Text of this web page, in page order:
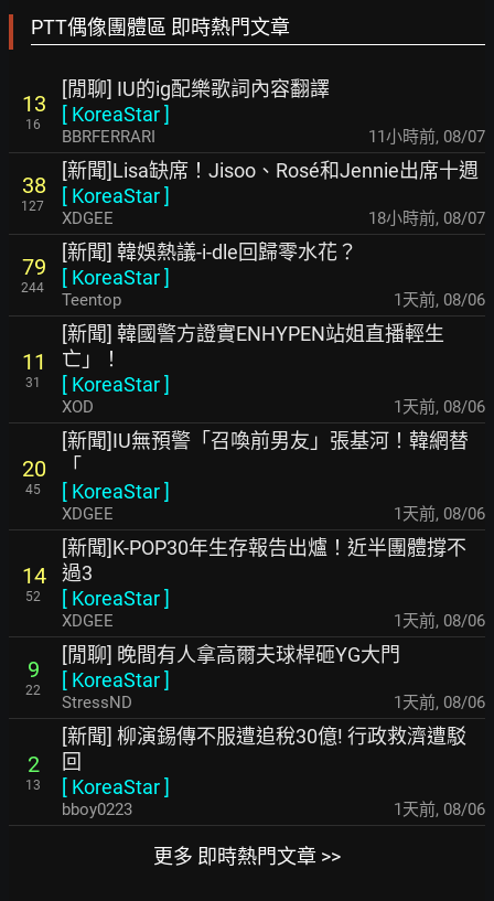
PTT偶像團體區 即時熱門文章
13
16
[閒聊] IU的ig配樂歌詞內容翻譯
[ KoreaStar]
BBRFERRARI 11小時前, 08/07
38
127
[新聞]Lisa缺席！Jisoo、Rosé和Jennie出席十週
[ KoreaStar]
XDGEE 18小時前, 08/07
79
244
[新聞] 韓娛熱議-i-dle回歸零水花？
[ KoreaStar]
Teentop 1天前, 08/06
11
31
[新聞] 韓國警方證實ENHYPEN站姐直播輕生
亡」！
[ KoreaStar]
XOD 1天前, 08/06
20
45
[新聞]IU無預警「召喚前男友」張基河！韓網替
「
[ KoreaStar]
XDGEE 1天前, 08/06
14
52
[新聞]K-POP30年生存報告出爐！近半團體撐不
過3
[ KoreaStar]
XDGEE 1天前, 08/06
9
22
[閒聊] 晚間有人拿高爾夫球桿砸YG大門
[ KoreaStar]
StressND 1天前, 08/06
2
13
[新聞] 柳演錫傳不服遭追稅30億! 行政救濟遭駁
回
[ KoreaStar]
bboy0223 1天前, 08/06
更多 即時熱門文章 >>